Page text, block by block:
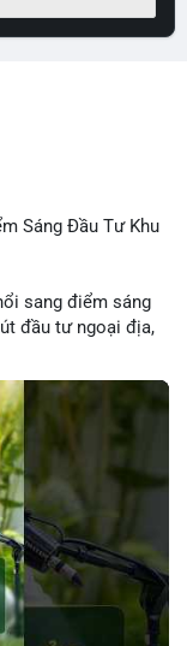
Sáng Đầu Tư Khu
sang điểm sáng
đầu tư ngoại địa,
của các quốc
Nam cũng tăng
từ nhà đầu tư